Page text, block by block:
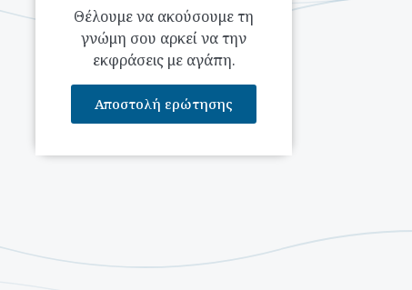
Θέλουμε να ακούσουμε τη
γνώμη σου αρκεί να την
εκφράσεις με αγάπη.
Αποστολή ερώτησης